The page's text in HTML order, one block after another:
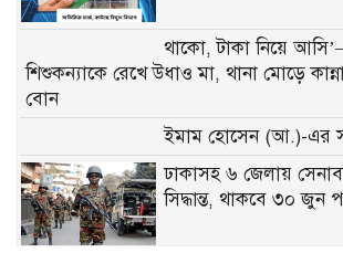
থাকো, টাকা নিয়ে
শিশুকন্যাকে রেখে উধাও মা, থানা মোড়ে
বোন
ইমাম হোসেন (আ.)-এর
ঢাকাসহ ৬ জেলায়
সিদ্ধান্ত, থাকবে ৩০ জুন